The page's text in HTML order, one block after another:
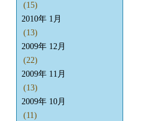
(15)
2010年 1月
(13)
2009年 12月
(22)
2009年 11月
(13)
2009年 10月
(11)